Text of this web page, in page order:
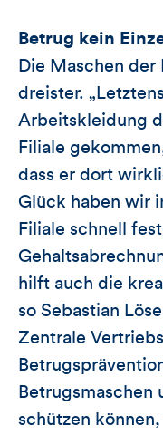
Betrug kein
Die Maschen
dreister.
Arbeitskleidung
Filiale
dass er dort
Glück haben wir
Filiale schnell
hilft auch die
so Sebastian
Zentrale
Betrugsmaschen
schützen